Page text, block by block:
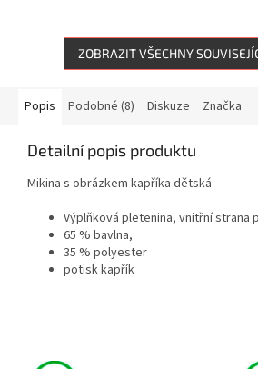
ZOBRAZIT VŠECHNY
Popis Podobné (8) Diskuze Značka
Detailní popis produktu
Mikina s obrázkem kapříka dětská
Výplňková pletenina, vnitřní strana
65 % bavlna,
35 % polyester
potisk kapřík